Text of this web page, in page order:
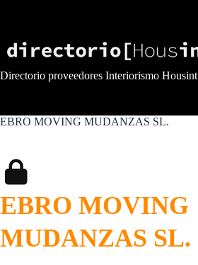
Directorio proveedores Interiorismo Housint
EBRO MOVING MUDANZAS SL.
EBRO MOVING
MUDANZAS SL.